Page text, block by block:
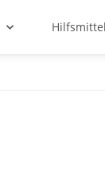
Hilfsmittel